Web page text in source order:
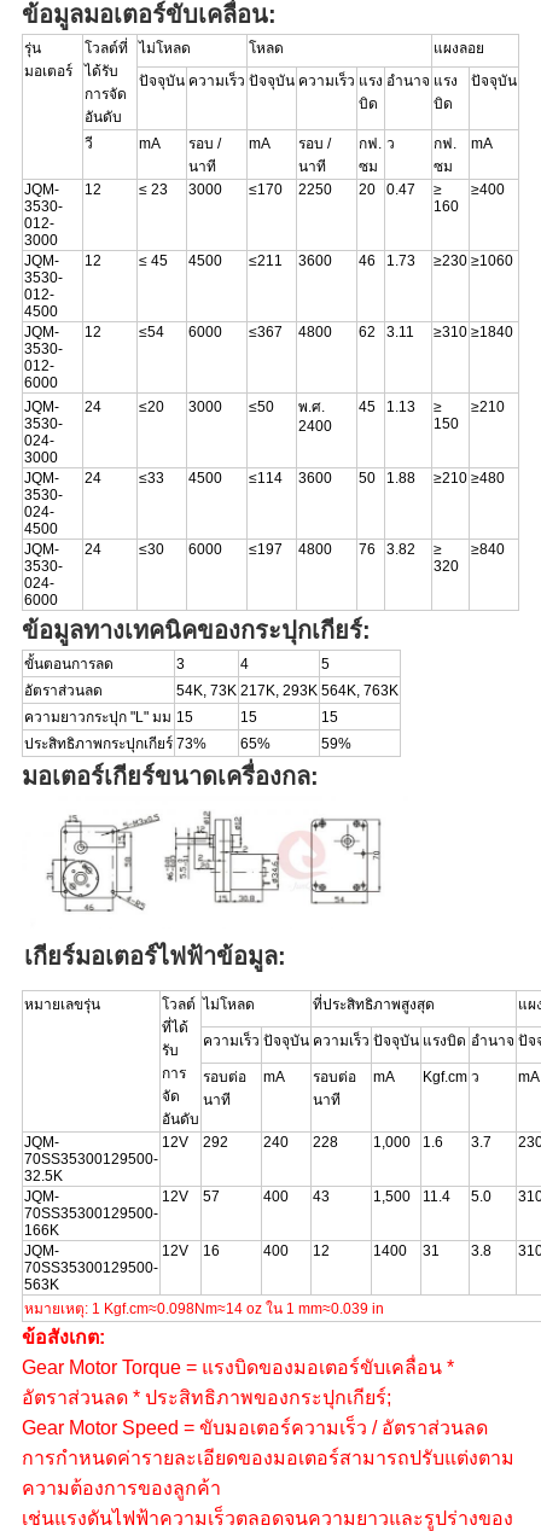
ตัว
ข้อมูลมอเตอร์ขับเคลื่อน:
รุ่น
มอเตอร์
โวลต์ที่
ได้รับ
การจัด
อันดับ
ไม่โหลด โหลด
แผงลอย
ปัจจุบัน ความเร็ว ปัจจุบัน ความเร็ว แรง
บิด
อำนาจ แรง
บิด
ปัจจุบัน
วี mA
รอบ /
นาที
mA
รอบ /
นาที
กฟ.
ซม
ว
กฟ.
ซม
mA
JQM-
3530-
012-
3000
12 ≤ 23 3000 ≤170 2250 20 0.47
≥
160
≥400
JQM-
3530-
012-
4500
12 ≤ 45 4500 ≤211 3600 46 1.73 ≥230 ≥1060
JQM-
3530-
012-
6000
12 ≤54 6000 ≤367 4800 62 3.11 ≥310 ≥1840
JQM-
3530-
024-
3000
24 ≤20 3000 ≤50
พ.ศ.
2400
45 1.13
≥
150
≥210
JQM-
3530-
024-
4500
24 ≤33 4500 ≤114 3600 50 1.88 ≥210 ≥480
JQM-
3530-
024-
6000
24 ≤30 6000 ≤197 4800 76 3.82
≥
320
≥840
ข้อมูลทางเทคนิคของกระปุกเกียร์:
ขั้นตอนการลด 3 4
5
อัตราส่วนลด
54K, 73K 217K, 293K 564K, 763K
ความยาวกระปุก "L" มม 15 15
15
ประสิทธิภาพกระปุกเกียร์ 73% 65% 59%
มอเตอร์เกียร์ขนาดเครื่องกล:
เกียร์มอเตอร์ไฟฟ้าข้อมูล:
หมายเลขรุ่น
โวลต์
ที่ได้
รับ
การ
จัด
อันดับ
ไม่โหลด ที่ประสิทธิภาพสูงสุด แผ
ความเร็ว ปัจจุบัน ความเร็ว ปัจจุบัน แรงบิด อำนาจ ปัจ
รอบต่อ
นาที
mA
รอบต่อ
นาที
mA Kgf.cm ว mA
JQM-
70SS35300129500-
32.5K
12V 292 240 228 1,000 1.6 3.7
JQM-
70SS35300129500-
166K
12V 57 400 43 1,500 11.4 5.0
JQM-
70SS35300129500-
563K
12V 16 400 12 1400 31 3.8
หมายเหตุ: 1 Kgf.cm≈0.098Nm≈14 oz ใน 1 mm≈0.039 in
ข้อสังเกต:
Gear Motor Torque = แรงบิดของมอเตอร์ขับเคลื่อน *
อัตราส่วนลด * ประสิทธิภาพของกระปุกเกียร์;
Gear Motor Speed ​​= ขับมอเตอร์ความเร็ว / อัตราส่วนลด
การกำหนดค่ารายละเอียดของมอเตอร์สามารถปรับแต่งตาม
ความต้องการของลูกค้า
เช่นแรงดันไฟฟ้าความเร็วตลอดจนความยาวและรูปร่างของ